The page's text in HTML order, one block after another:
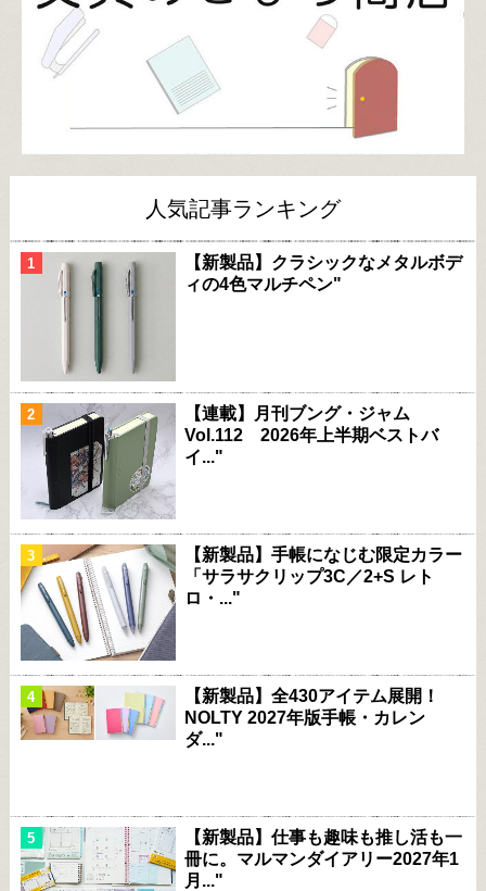
人気記事ランキング
【新製品】クラシックなメタルボデ
ィの4色マルチペン"
【連載】月刊ブング・ジャム
Vol.112 2026年上半期ベストバ
イ..."
【新製品】手帳になじむ限定カラー
「サラサクリップ3C／2+S レト
ロ・..."
【新製品】全430アイテム展開！
NOLTY 2027年版手帳・カレン
ダ..."
【新製品】仕事も趣味も推し活も一
冊に。マルマンダイアリー2027年1
月..."